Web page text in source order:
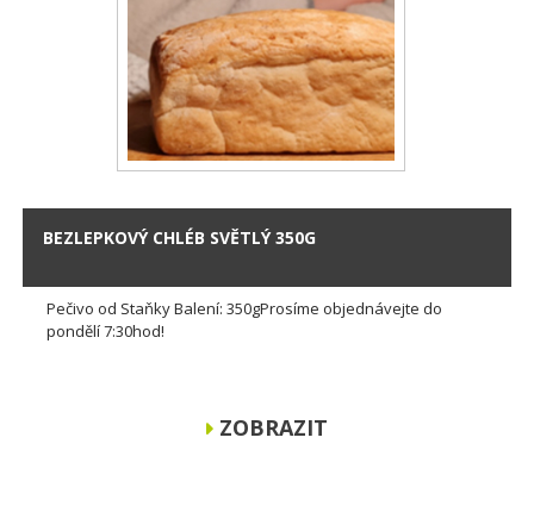
BEZLEPKOVÝ CHLÉB SVĚTLÝ 350G
Pečivo od Staňky Balení: 350gProsíme objednávejte do
pondělí 7:30hod!
ZOBRAZIT